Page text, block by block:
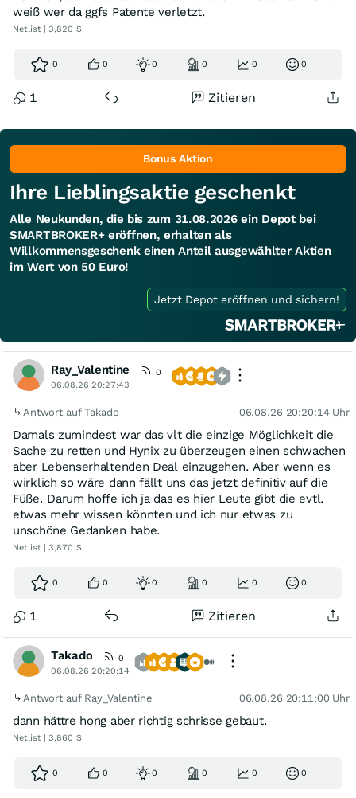
weiß wer da ggfs Patente verletzt.
Netlist | 3,820 $
0 0 0 0 0 0
1 Zitieren
Bonus Aktion
Ihre Lieblingsaktie geschenkt
Alle Neukunden, die bis zum 31.08.2026 ein Depot bei
SMARTBROKER+ eröffnen, erhalten als
Willkommensgeschenk einen Anteil ausgewählter Aktien
im Wert von 50 Euro!
Jetzt Depot eröffnen und sichern!
Ray_Valentine
0
06.08.26 20:27:43
Antwort auf Takado 06.08.26 20:20:14 Uhr
Damals zumindest war das vlt die einzige Möglichkeit die
Sache zu retten und Hynix zu überzeugen einen schwachen
aber Lebenserhaltenden Deal einzugehen. Aber wenn es
wirklich so wäre dann fällt uns das jetzt definitiv auf die
Füße. Darum hoffe ich ja das es hier Leute gibt die evtl.
etwas mehr wissen könnten und ich nur etwas zu
unschöne Gedanken habe.
Netlist | 3,870 $
0 0 0 0 0 0
1 Zitieren
Takado
0
06.08.26 20:20:14
Antwort auf Ray_Valentine 06.08.26 20:11:00 Uhr
dann hättre hong aber richtig schrisse gebaut.
Netlist | 3,860 $
0 0 0 0 0 0